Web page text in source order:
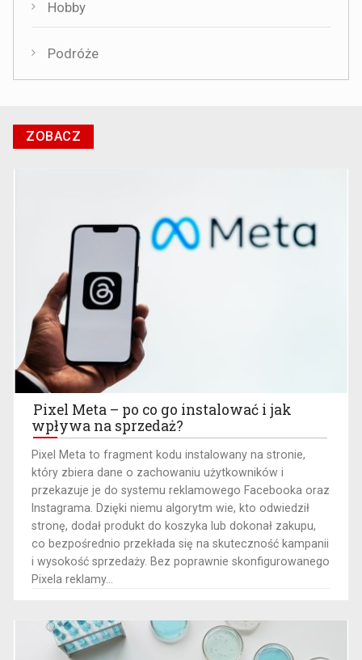
Hobby
Podróże
ZOBACZ
Pixel Meta – po co go instalować i jak
wpływa na sprzedaż?
Pixel Meta to fragment kodu instalowany na stronie,
który zbiera dane o zachowaniu użytkowników i
przekazuje je do systemu reklamowego Facebooka oraz
Instagrama. Dzięki niemu algorytm wie, kto odwiedził
stronę, dodał produkt do koszyka lub dokonał zakupu,
co bezpośrednio przekłada się na skuteczność kampanii
i wysokość sprzedaży. Bez poprawnie skonfigurowanego
Pixela reklamy...